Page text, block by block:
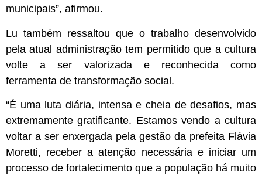
municipais”, afirmou.
Lu também ressaltou que o trabalho desenvolvido
pela atual administração tem permitido que a cultura
volte a ser valorizada e reconhecida como
ferramenta de transformação social.
“É uma luta diária, intensa e cheia de desafios, mas
extremamente gratificante. Estamos vendo a cultura
voltar a ser enxergada pela gestão da prefeita Flávia
Moretti, receber a atenção necessária e iniciar um
processo de fortalecimento que a população há muito